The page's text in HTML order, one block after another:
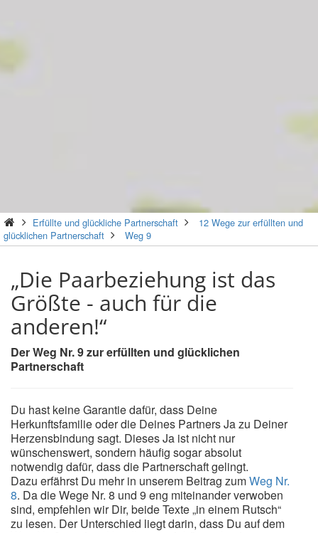
Erfüllte und glückliche Partnerschaft
12 Wege zur erfüllten und
glücklichen Partnerschaft
Weg 9
„Die Paarbeziehung ist das
Größte - auch für die
anderen!“
Der Weg Nr. 9 zur erfüllten und glücklichen
Partnerschaft
Du hast keine Garantie dafür, dass Deine
Herkunftsfamilie oder die Deines Partners Ja zu Deiner
Herzensbindung sagt. Dieses Ja ist nicht nur
wünschenswert, sondern häufig sogar absolut
notwendig dafür, dass die Partnerschaft gelingt.
Dazu erfährst Du mehr in unserem Beitrag zumWeg Nr.
8. Da die Wege Nr. 8 und 9 eng miteinander verwoben
sind, empfehlen wir Dir, beide Texte „in einem Rutsch“
zu lesen. Der Unterschied liegt darin, dass Du auf dem